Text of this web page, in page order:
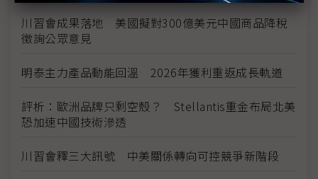
川習會成果落地 美國擬對300億美元中國商品降稅
徵詢公眾意見
明泰主力產品動能回溫 2026年獲利重返成長軌道
評析：歐洲品牌只剩空殼？ Stellantis重金布局北美
恐加速中國技術滲透
川習會釋三大訊號 中美關係轉向可控競爭新階段